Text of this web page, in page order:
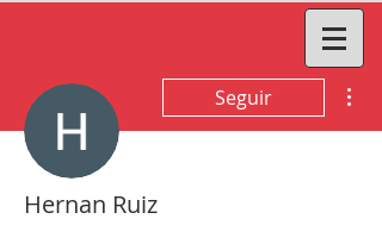
Seguir
Hernan Ruiz